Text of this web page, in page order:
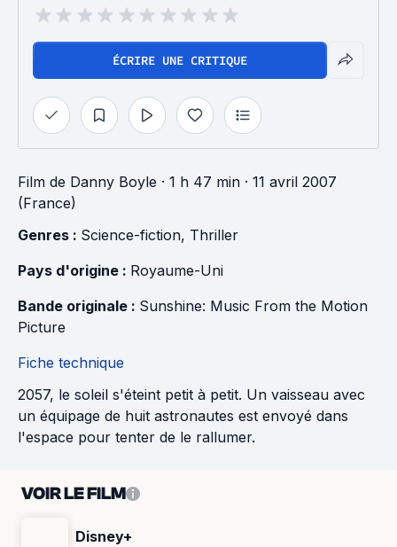
ÉCRIRE UNE CRITIQUE
Film de Danny Boyle · 1 h 47 min · 11 avril 2007
(France)
Genres : Science-fiction, Thriller
Pays d'origine : Royaume-Uni
Bande originale : Sunshine: Music From the Motion
Picture
Fiche technique
2057, le soleil s'éteint petit à petit. Un vaisseau avec
un équipage de huit astronautes est envoyé dans
l'espace pour tenter de le rallumer.
VOIR LE FILM
Disney+